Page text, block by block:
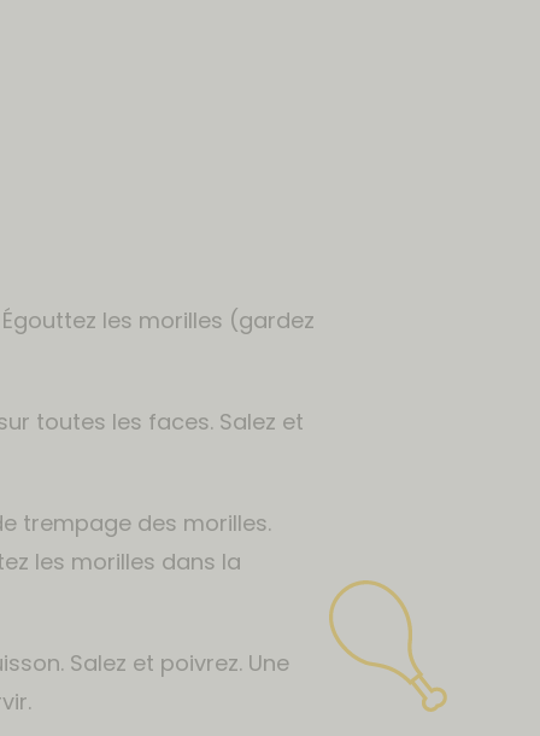
les morilles (gardez
toutes les faces. Salez et
trempage des morilles.
les morilles dans la
Salez et poivrez. Une